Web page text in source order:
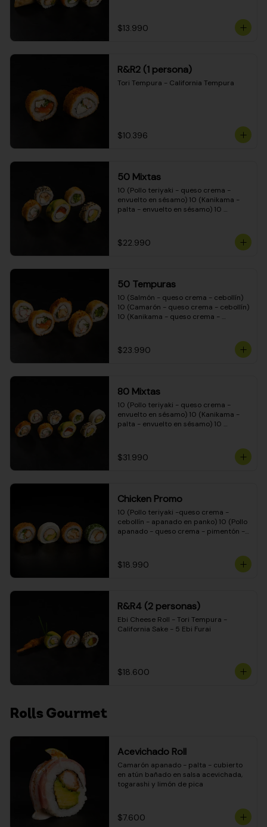
$13.990
R&R2 (1 persona)
Tori Tempura - California Tempura
$10.396
50 Mixtas
10 (Pollo teriyaki - queso crema -
envuelto en sésamo) 10 (Kanikama -
palta - envuelto en sésamo) 10
cebollín - envuelto en masa tempura)
10 (Pimentón - queso crema - cebollín
$22.990
50 Tempuras
10 (Salmón - queso crema - cebollín)
10 (Camarón - queso crema - cebollín)
10 (Kanikama - queso crema -
crema - cebollín)
$23.990
80 Mixtas
10 (Pollo teriyaki - queso crema -
envuelto en sésamo) 10 (Kanikama -
palta - envuelto en sésamo) 10
envuelto en queso crema) 10
(Camarón - queso crema - cebollín -
teriyaki - queso crema - cebollín -
envuelto en masa tempura) 10
(Pimentón - queso crema - cebollín -
envuelto en masa tempura)
$31.990
Chicken Promo
10 (Pollo teriyaki -queso crema -
cebollín - apanado en panko) 10 (Pollo
apanado - queso crema - pimentón -
ciboulette) 10 (Pollo teriyaki - palta -
envuelto en queso crema)
$18.990
R&R4 (2 personas)
Ebi Cheese Roll - Tori Tempura -
California Sake - 5 Ebi Furai
$18.600
Rolls Gourmet
Acevichado Roll
Camarón apanado - palta - cubierto
en atún bañado en salsa acevichada,
togarashi y limón de pica
$7.600